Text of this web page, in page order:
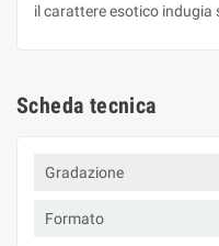
il carattere esotico indugia
Scheda tecnica
Gradazione
Formato